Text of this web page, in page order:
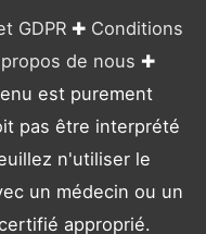
GDPR ✚ Conditions
de nous ✚
est purement
pas être interprété
n'utiliser le
un médecin ou un
approprié.